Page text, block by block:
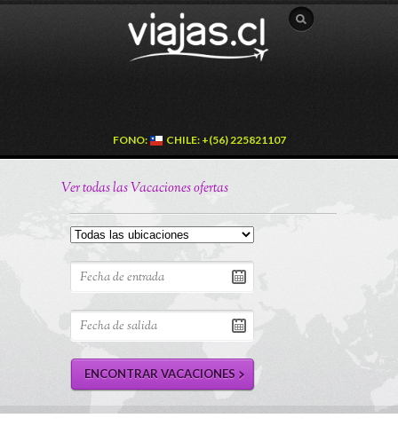
FONO: CHILE: +(56) 225821107
Ver todas las Vacaciones ofertas